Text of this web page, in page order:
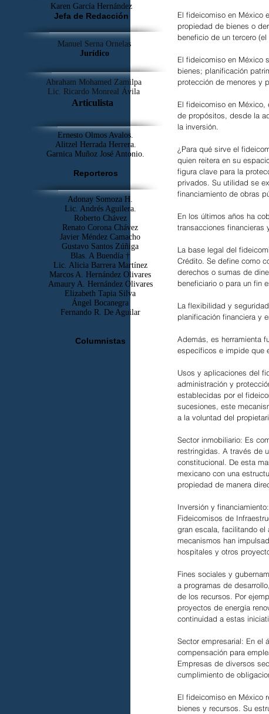
El fideicomiso en México
propiedad de bienes o
beneficio de un tercero (el
El fideicomiso en México
bienes; planificación
protección de menores y
El fideicomiso en México,
de propósitos, desde la
la inversión.
¿Para qué sirve el
quien reitera en su
figura clave para la
privados. Su utilidad se
financiamiento de obras
En los últimos años ha
transacciones financieras
La base legal del
Crédito. Se define como
derechos o sumas de
beneficiario o para un fin
La flexibilidad y
planificación financiera y
Además, es herramienta
específicos e impide que
Usos y aplicaciones del
administración y
establecidas por el
sucesiones, este
a la voluntad del
Sector inmobiliario: Es
restringidas. A través de
constitucional. De esta
mexicano con una
propiedad de manera
Inversión y
Fideicomisos de
gran escala, facilitando
mecanismos han
hospitales y otros
Fines sociales y
a programas de
de los recursos. Por
proyectos de energía
continuidad a estas
Sector empresarial: En el
compensación para
Empresas de diversos
cumplimiento de
El fideicomiso en México
bienes y recursos. Su
Karen García Hernández
Jefa de Redacción
Manuel Serna Ornelas
Jurídico
Abraham Mohamed Zamilpa
Lic. Ricardo Monreal Ávila
Articulista
Ernesto Olmos Avalos.
Alitzel Herrada Herrera.
Garnica Muñoz José Antonio.
Reporteros
Adonay Somoza H.
Lic. Andrés Aguilera.
Roberto Chávez
Renato Corona Chávez
Javier Méndez Camacho
Gustavo Santos Zúñiga
Blas. A Buendía †
​Lic. Alicia Barrera Martínez
Marcos A. Hernández Olivares
Amaury A. Hernández Olivares
Elizabeth Tapia Silva
Ángel Bocanegra
Fernando R. De Aguilar
Columnistas